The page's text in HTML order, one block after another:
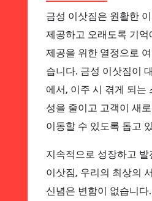
금성 이삿짐은 원활한
제공하고 오래도록 기
제공을 위한 열정으로
습니다. 금성 이삿짐이
에서, 이주 시 겪게 되는
성을 줄이고 고객이 새
이동할 수 있도록 돕고
지속적으로 성장하고
이삿짐, 우리의 최상의
신념은 변함이 없습니